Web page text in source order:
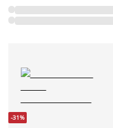
-31%